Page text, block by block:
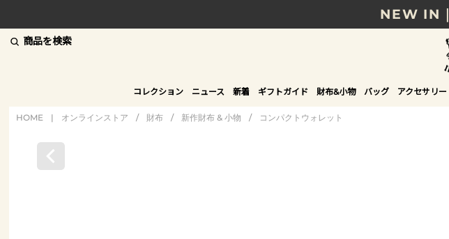
NEW IN
8/17(月)10時まで｜
贈る相手やシーンか
NEW IN｜
商品を検索
コレクション ニュース 新着 ギフトガイド 財布&小物 バッグ アクセサリー
HOME | オンラインストア / 財布 / 新作財布 & 小物 / コンパクトウォレット